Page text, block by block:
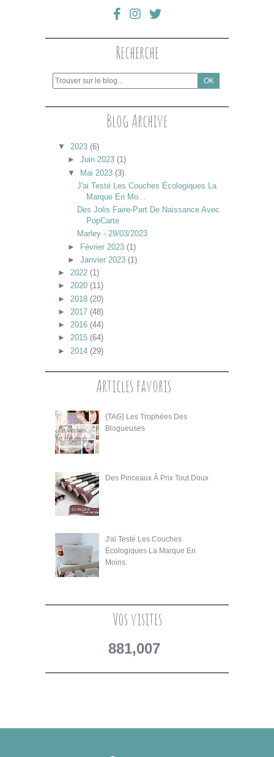
Recherche
Blog Archive
▼ 2023 (6)
► Juin 2023 (1)
▼
Mai 2023 (3)
J'ai Testé Les Couches Écologiques La
Marque En Mo...
Des Jolis Faire-Part De Naissance Avec
PopCarte
Marley - 29/03/2023
► Février 2023 (1)
► Janvier 2023 (1)
► 2022 (1)
► 2020 (11)
► 2018 (20)
► 2017 (48)
► 2016 (44)
► 2015 (64)
► 2014 (29)
Articles favoris
{TAG} Les Trophées Des
Blogueuses
Des Pinceaux À Prix Tout Doux
J'ai Testé Les Couches
Écologiques La Marque En
Moins.
Vos visites
881,007